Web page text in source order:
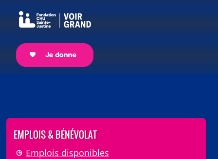
EMPLOIS & BÉNÉVOLAT
Emplois disponibles